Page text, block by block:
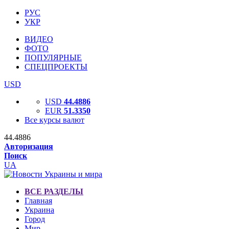
РУС
УКР
ВИДЕО
ФОТО
ПОПУЛЯРНЫЕ
СПЕЦПРОЕКТЫ
USD
USD 44.4886
EUR 51.3350
Все курсы валют
44.4886
Авторизация
Поиск
UA
ВСЕ РАЗДЕЛЫ
Главная
Украина
Город